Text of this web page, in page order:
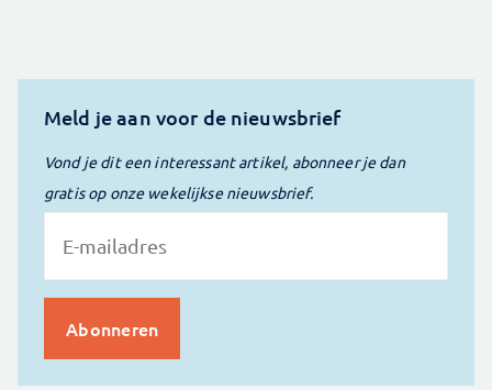
Meld je aan voor de nieuwsbrief
Vond je dit een interessant artikel, abonneer je dan
gratis op onze wekelijkse nieuwsbrief.